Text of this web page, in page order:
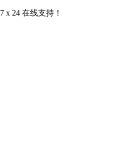
7 x 24 在线支持！